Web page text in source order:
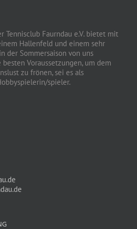
Tennisclub Faurndau e.V. bietet mit
Hallenfeld und einem sehr
der Sommersaison von uns
Voraussetzungen, um dem
zu frönen, sei es als
spieler.